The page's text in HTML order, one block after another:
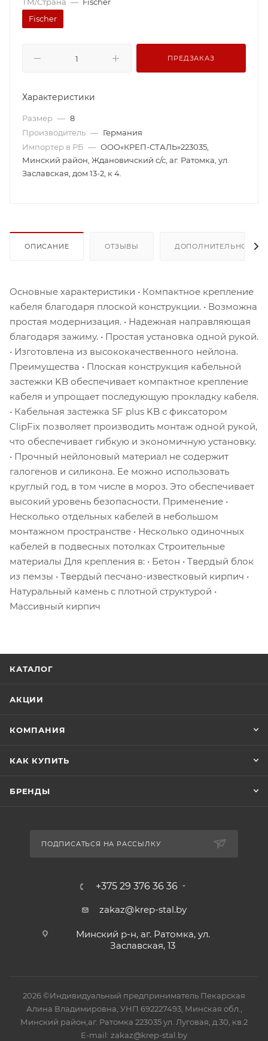
Fischer
ПРЕДЗАКАЗ
Характеристики
Размер — 8
Производитель — Германия
Импортер в РБ — ООО«КРЕП-СТАЛЬ»223035,
Минский район, Ждановичский с/с, аг. Ратомка, ул.
Заславская, дом 13-2, к 4.
ОПИСАНИЕ ОТЗЫВЫ ДОПОЛНИТЕЛЬНО
Основные характеристики • Компактное крепление
кабеля благодаря плоской конструкции. • Возможна
простая модернизация. • Надежная направляющая
благодаря зажиму. • Простая установка одной рукой.
• Изготовлена из высококачественного нейлона.
Преимущества • Плоская конструкция кабельной
застежки KB обеспечивает компактное крепление
кабеля и упрощает последующую прокладку кабеля.
• Кабельная застежка SF plus KB с фиксатором
ClipFix позволяет производить монтаж одной рукой,
что обеспечивает гибкую и экономичную установку.
• Прочный нейлоновый материал не содержит
галогенов и силикона. Ее можно использовать
круглый год, в том числе в мороз. Это обеспечивает
высокий уровень безопасности. Применение •
Несколько отдельных кабелей в небольшом
монтажном пространстве • Несколько одиночных
кабелей в подвесных потолках Строительные
материалы Для крепления в: • Бетон • Твердый блок
из пемзы • Твердый песчано-известковый кирпич •
Натуральный камень с плотной структурой •
Массивный кирпич
КАТАЛОГ
АКЦИИ
КОМПАНИЯ
КАК КУПИТЬ
БРЕНДЫ
ПОДПИСАТЬСЯ НА РАССЫЛКУ
+375 29 376 36 36
zakaz@krep-stal.by
Минский р-н, аг. Ратомка, ул.
Заславская, 13
2026 ©Индивидуальный предприниматель Пекарская
Алина Владимировна, УНП 692227493, Минская обл.,
Минский район,аг. Ратомка 223035 ул. Луговая, д.30, кв.2
E-mail: zakaz@krep-stal.by